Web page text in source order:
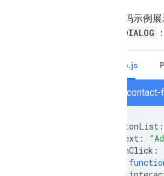
以下代码示例
OPEN_DIALOG
：
Node.js
node/
buttonList :
text :
onClick :